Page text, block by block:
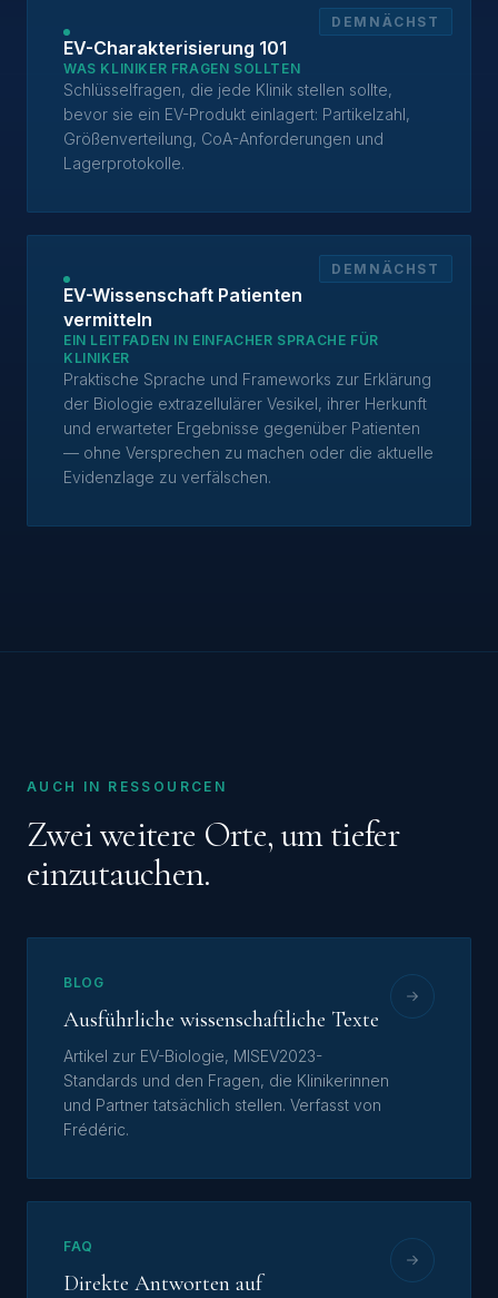
DEMNÄCHST
EV-Charakterisierung 101
WAS KLINIKER FRAGEN SOLLTEN
Schlüsselfragen, die jede Klinik stellen sollte,
bevor sie ein EV-Produkt einlagert: Partikelzahl,
Größenverteilung, CoA-Anforderungen und
Lagerprotokolle.
DEMNÄCHST
EV-Wissenschaft Patienten
vermitteln
EIN LEITFADEN IN EINFACHER SPRACHE FÜR
KLINIKER
Praktische Sprache und Frameworks zur Erklärung
der Biologie extrazellulärer Vesikel, ihrer Herkunft
und erwarteter Ergebnisse gegenüber Patienten
— ohne Versprechen zu machen oder die aktuelle
Evidenzlage zu verfälschen.
AUCH IN RESSOURCEN
Zwei weitere Orte, um tiefer
einzutauchen.
BLOG
Ausführliche wissenschaftliche Texte
Artikel zur EV-Biologie, MISEV2023-
Standards und den Fragen, die Klinikerinnen
und Partner tatsächlich stellen. Verfasst von
Frédéric.
FAQ
Direkte Antworten auf